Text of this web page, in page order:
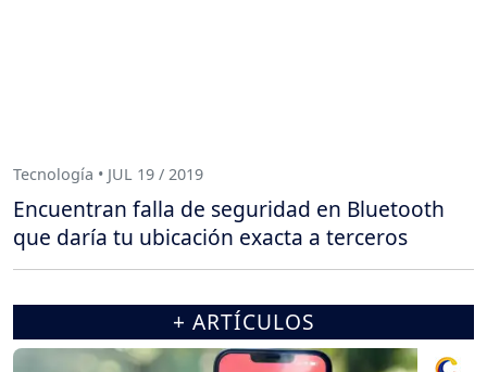
Tecnología • JUL 19 / 2019
Encuentran falla de seguridad en Bluetooth
que daría tu ubicación exacta a terceros
+ ARTÍCULOS